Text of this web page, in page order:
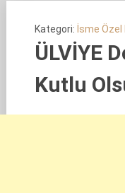
Kategori: İsme
ÜLVİYE
Kutlu